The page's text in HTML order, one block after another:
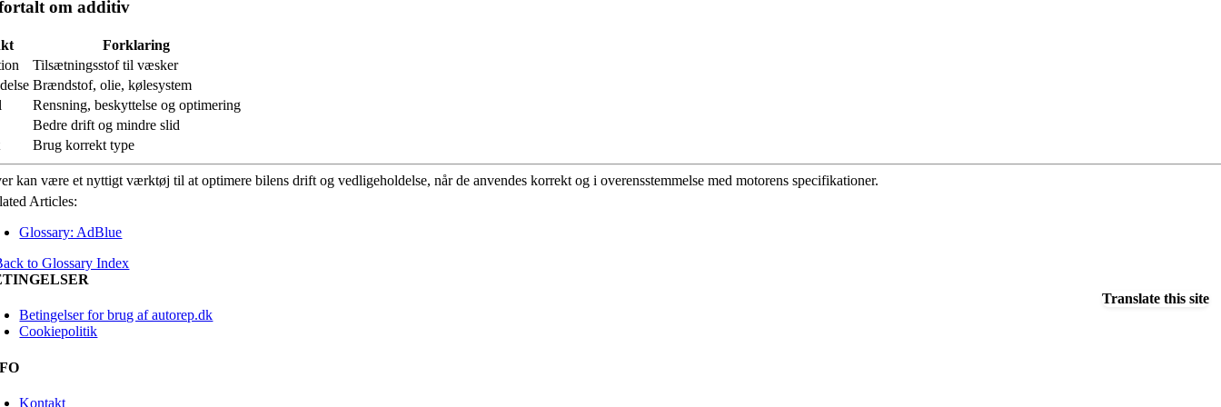
om additiv
Forklaring
Tilsætningsstof til væsker
Brændstof, olie, kølesystem
Rensning, beskyttelse og optimering
Bedre drift og mindre slid
Brug korrekt type
kan være et nyttigt værktøj til at optimere bilens drift og vedligeholdelse, når de anvendes korrekt og i overensstemmelse med motorens specifikationer.
Articles:
Glossary: AdBlue
to Glossary Index
Translate this site
Betingelser for brug af autorep.dk
Cookiepolitik
Kontakt